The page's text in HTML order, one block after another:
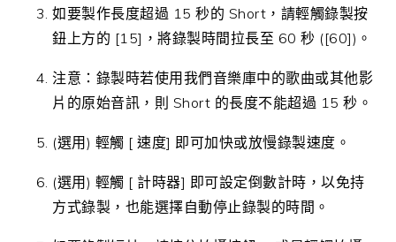
如要製作長度超過 15 秒的 Short，請輕觸錄製按
鈕上方的 [15]，將錄製時間拉長至 60 秒 ([60])。
注意：錄製時若使用我們音樂庫中的歌曲或其他影
片的原始音訊，則 Short 的長度不能超過 15 秒。
(選用) 輕觸 [ 速度] 即可加快或放慢錄製速度。
(選用) 輕觸 [ 計時器] 即可設定倒數計時，以免持
方式錄製，也能選擇自動停止錄製的時間。